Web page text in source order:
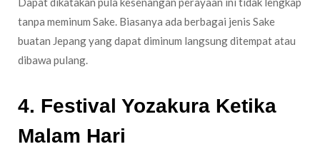
tanpa meminum Sake. Biasanya ada berbagai jenis Sake
buatan Jepang yang dapat diminum langsung ditempat atau
dibawa pulang.
4. Festival Yozakura Ketika
Malam Hari